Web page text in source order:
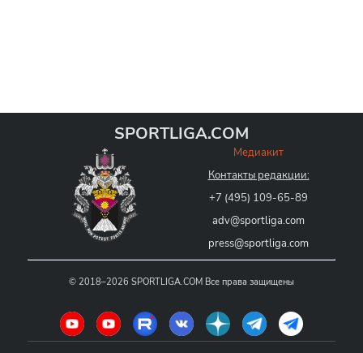
SPORTLIGA.COM
Медиакит
Контакты редакции:
+7 (495) 109-65-89
adv@sportliga.com
press@sportliga.com
© 2018–2026 SPORTLIGA.COM Все права защищены